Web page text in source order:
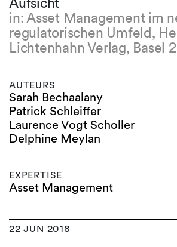
in: Asset Management im
regulatorischen Umfeld,
Lichtenhahn Verlag, Basel
AUTEURS
Sarah Bechaalany
Patrick Schleiffer
Laurence Vogt Scholler
Delphine Meylan
EXPERTISE
Asset Management
22 JUN 2018